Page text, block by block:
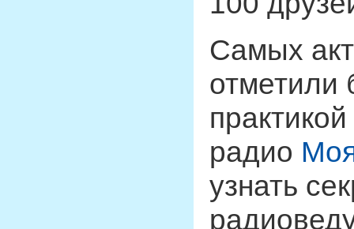
Самых
отметили
радио
узнать